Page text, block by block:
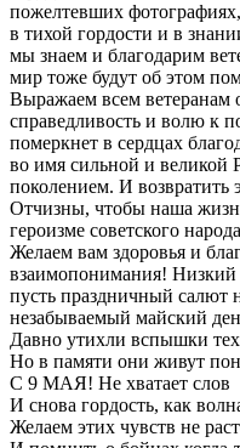
пожелтевших
в тихой гордости и в
мы знаем и благодарим
мир тоже будут об этом
Выражаем всем ветеранам
справедливость и волю к
померкнет в сердцах
во имя сильной и великой
поколением. И возвратить
Отчизны, чтобы наша
героизме советского
Желаем вам здоровья и
взаимопонимания! Низкий
пусть праздничный салют
незабываемый майский
Давно утихли вспышки
Но в памяти они живут
С 9 МАЯ! Не хватает слов
И снова гордость, как
Желаем этих чувств не